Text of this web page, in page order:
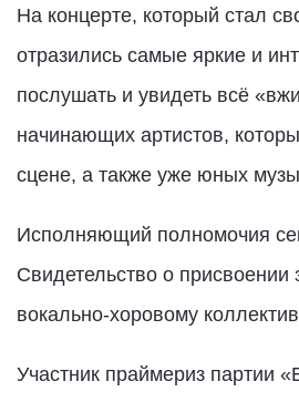
На концерте, который стал
отразились самые яркие и
послушать и увидеть всё
начинающих артистов,
сцене, а также уже юных
Исполняющий полномочия
Свидетельство о присвоении
вокально-хоровому
Участник праймериз партии